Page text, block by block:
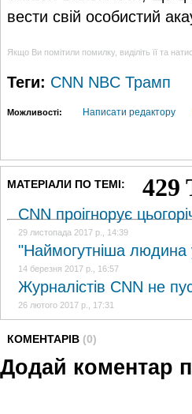
вести свій особистий
Якщо Ви помітили помилку, виділіть її та
Теги: CNN NBC Трамп
Можливості: Написати редактору
МАТЕРІАЛИ ПО ТЕМІ:
CNN проігнорує
29 листопада 2017 р., 14:39
"Наймогутніша людина
14 березня 2017 р., 16:57
Журналістів CNN не
26 лютого 2017 р., 17:31
КОМЕНТАРІВ (0)
Додай коментар